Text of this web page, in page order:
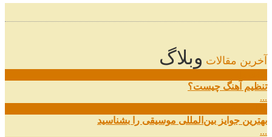
آخرین مقالات وبلاگ
تنظیم آهنگ چیست؟
...
بهترین جوایز بین‌المللی موسیقی را بشناسید
...